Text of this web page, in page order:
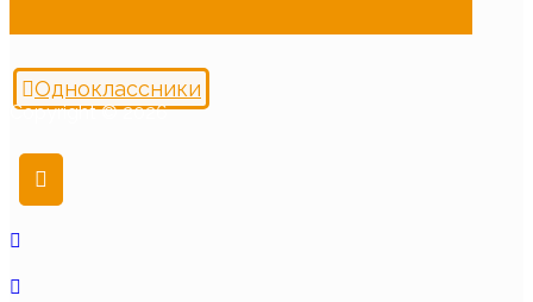
Одноклассники
Copyright © 2026